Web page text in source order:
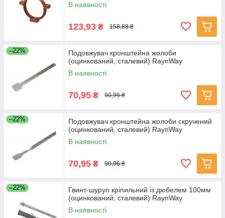
В наявності
123,93 ₴ 158,88 ₴
–22%
Подовжувач кронштейна жолоби
(оцинкований, сталевий) RaynWay
В наявності
70,95 ₴ 90,96 ₴
–22%
Подовжувач кронштейна жолоби скручений
(оцинкований, сталевий) RaynWay
В наявності
70,95 ₴ 90,96 ₴
–22%
Гвинт-шуруп кріпильний із дюбелем 100мм
(оцинкований, сталевий) RaynWay
В наявності